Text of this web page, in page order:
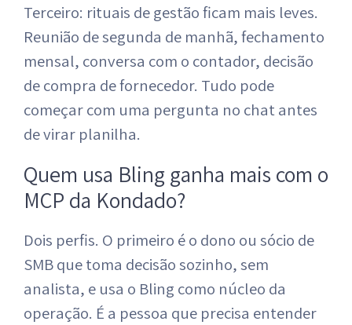
Terceiro: rituais de gestão ficam mais leves.
Reunião de segunda de manhã, fechamento
mensal, conversa com o contador, decisão
de compra de fornecedor. Tudo pode
começar com uma pergunta no chat antes
de virar planilha.
Quem usa Bling ganha mais com o
MCP da Kondado?
Dois perfis. O primeiro é o dono ou sócio de
SMB que toma decisão sozinho, sem
analista, e usa o Bling como núcleo da
operação. É a pessoa que precisa entender